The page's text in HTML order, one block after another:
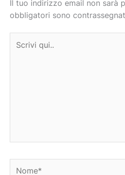
Il tuo indirizzo email non sarà
obbligatori sono
qui..